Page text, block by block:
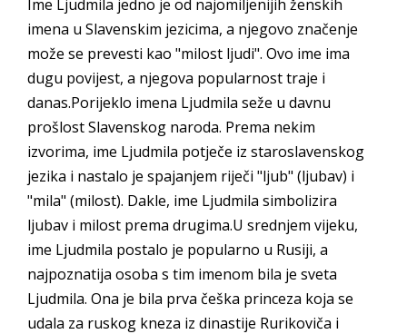
Ime Ljudmila jedno je od najomiljenijih ženskih
imena u Slavenskim jezicima, a njegovo značenje
može se prevesti kao "milost ljudi". Ovo ime ima
dugu povijest, a njegova popularnost traje i
danas.Porijeklo imena Ljudmila seže u davnu
prošlost Slavenskog naroda. Prema nekim
izvorima, ime Ljudmila potječe iz staroslavenskog
jezika i nastalo je spajanjem riječi "ljub" (ljubav) i
"mila" (milost). Dakle, ime Ljudmila simbolizira
ljubav i milost prema drugima.U srednjem vijeku,
ime Ljudmila postalo je popularno u Rusiji, a
najpoznatija osoba s tim imenom bila je sveta
Ljudmila. Ona je bila prva češka princeza koja se
udala za ruskog kneza iz dinastije Rurikoviča i